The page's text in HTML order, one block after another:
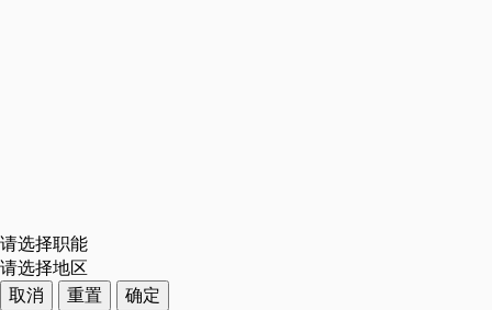
请选择职能
请选择地区
取消
重置
确定